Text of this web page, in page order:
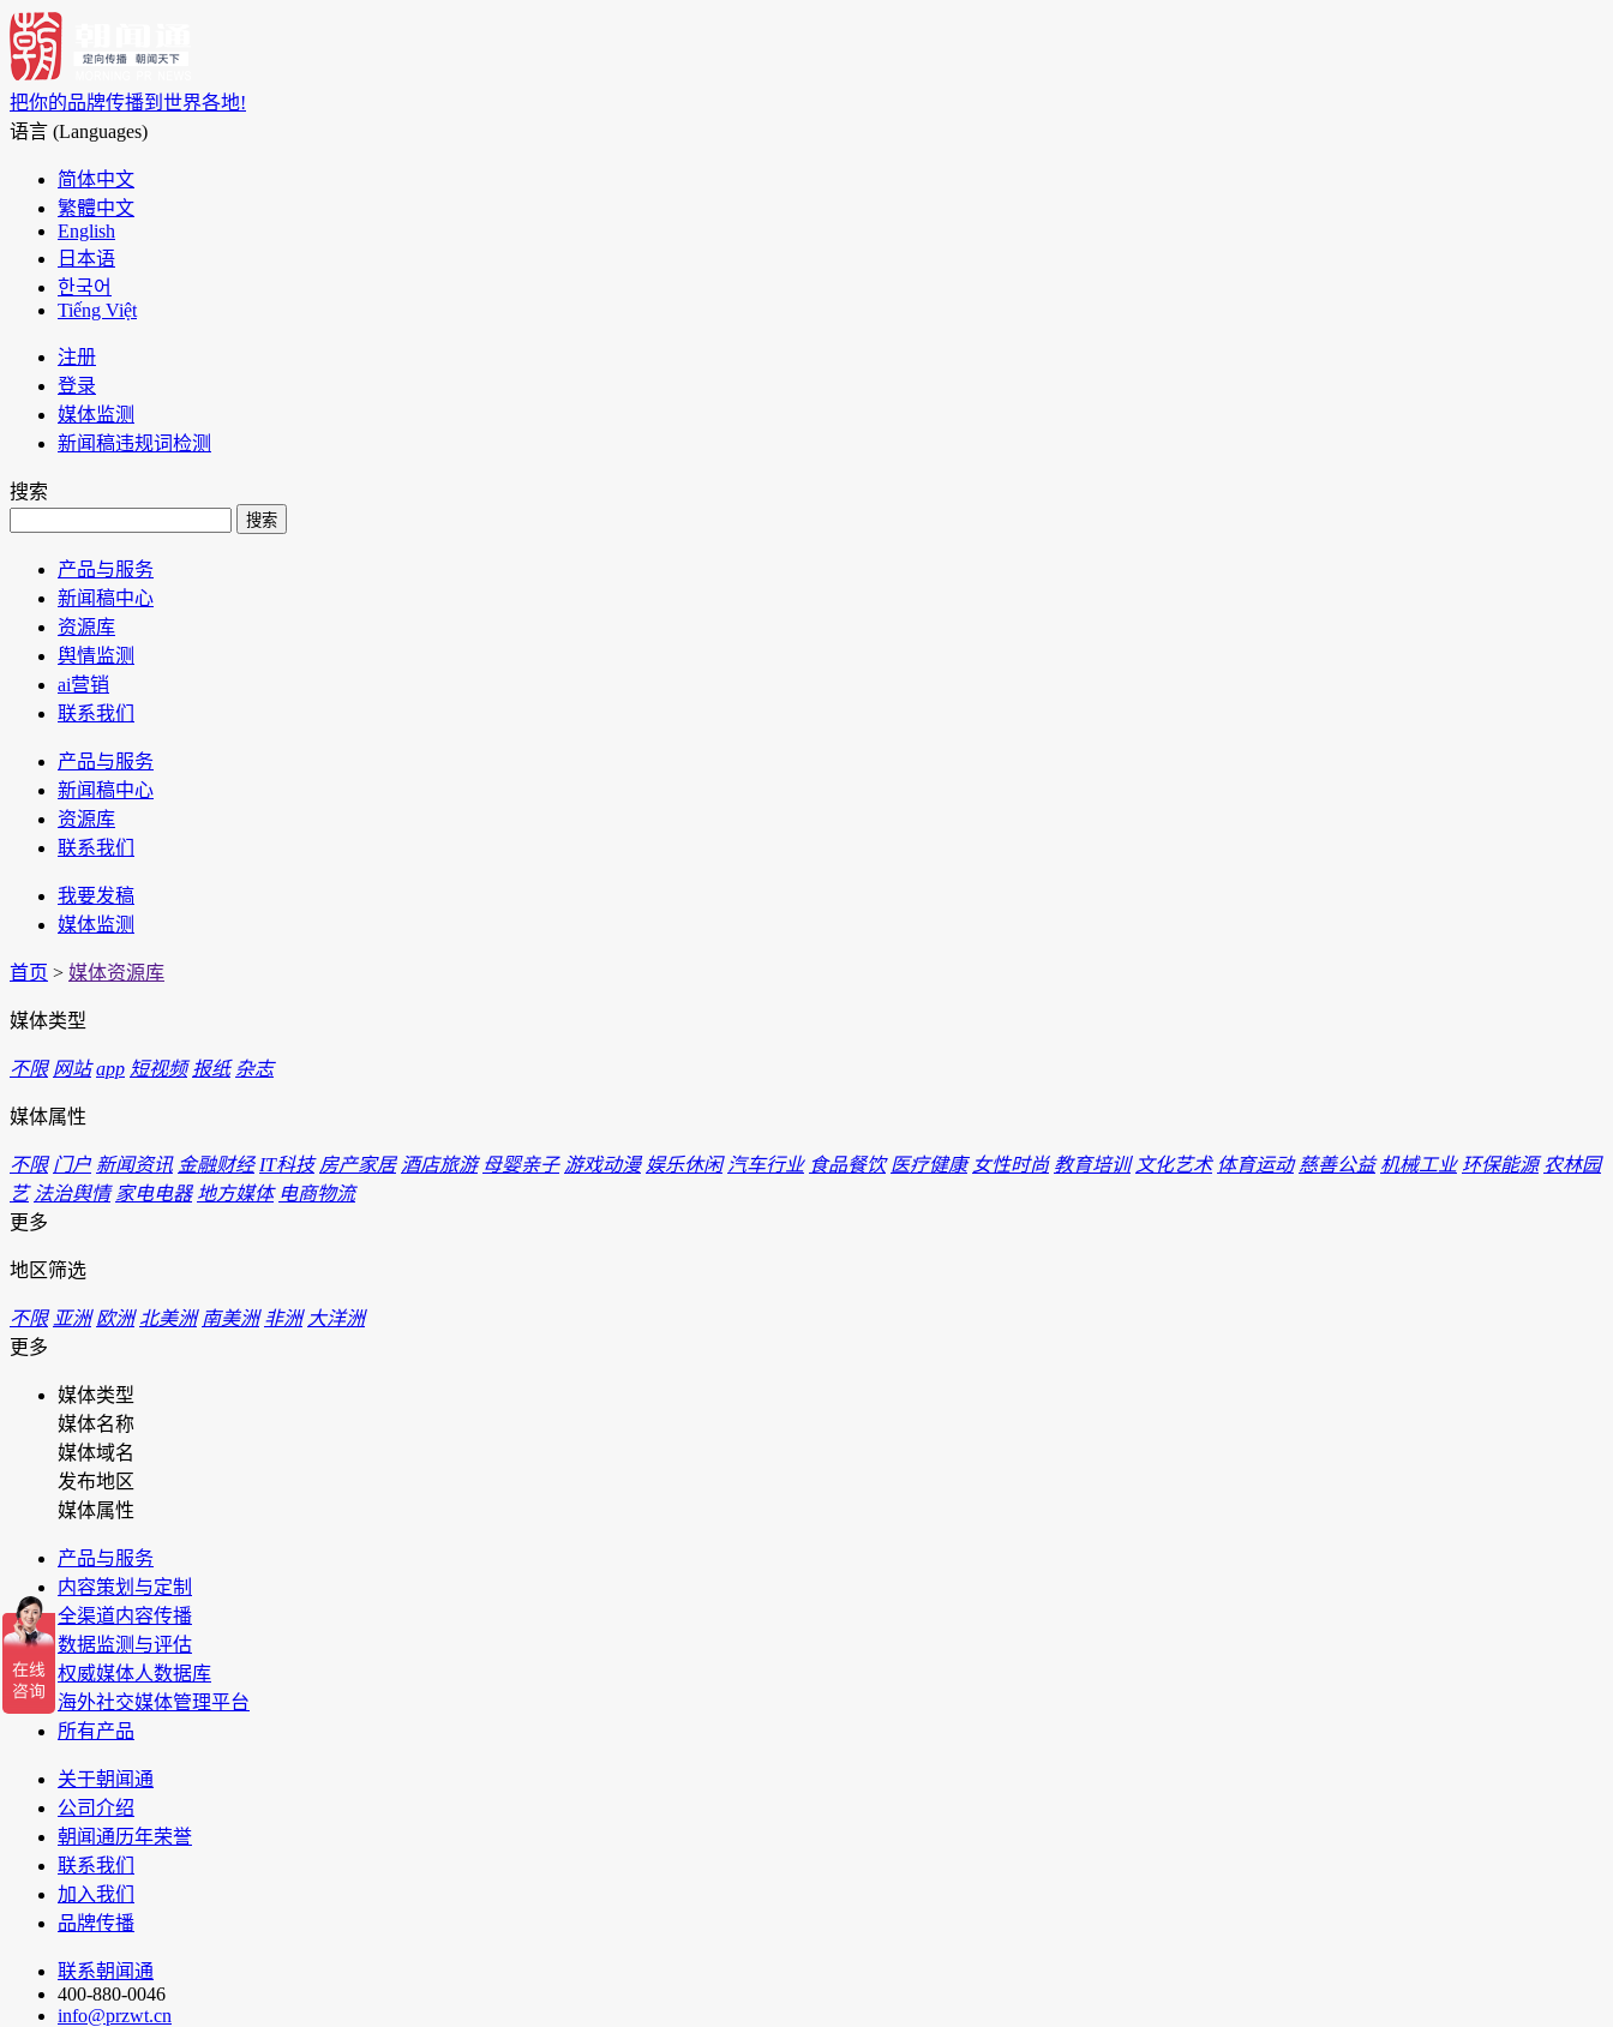
把你的品牌传播到世界各地!
语言 (Languages)
简体中文
繁體中文
English
日本语
한국어
Tiếng Việt
注册
登录
媒体监测
新闻稿违规词检测
搜索
搜索
产品与服务
新闻稿中心
资源库
舆情监测
ai营销
联系我们
产品与服务
新闻稿中心
资源库
联系我们
我要发稿
媒体监测
首页 > 媒体资源库
媒体类型
不限 网站 app 短视频 报纸 杂志
媒体属性
不限 门户 新闻资讯 金融财经 IT科技 房产家居 酒店旅游 母婴亲子 游戏动漫 娱乐休闲 汽车行业 食品餐饮 医疗健康 女性时尚 教育培训 文化艺术 体育运动 慈善公益 机械工业 环保能源 农林园
艺 法治舆情 家电电器 地方媒体 电商物流
更多
地区筛选
不限 亚洲 欧洲 北美洲 南美洲 非洲 大洋洲
更多
媒体类型
媒体名称
媒体域名
发布地区
媒体属性
产品与服务
内容策划与定制
全渠道内容传播
数据监测与评估
权威媒体人数据库
海外社交媒体管理平台
所有产品
关于朝闻通
公司介绍
朝闻通历年荣誉
联系我们
加入我们
品牌传播
联系朝闻通
400-880-0046
info@przwt.cn